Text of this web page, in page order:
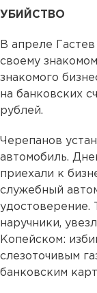
УБИЙСТВО
В апреле
своему
знакомого
на банковских
рублей.
Черепанов
автомобиль.
приехали к
служебный
удостоверение.
наручники,
Копейском:
слезоточивым
банковским